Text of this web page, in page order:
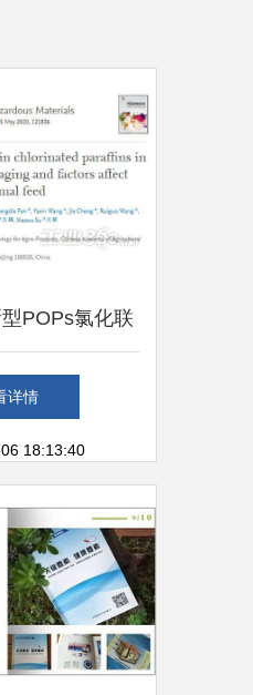
POPs氯化联
顶国际权威期
强势出圈与健
藏玄机
详情
18:13:40